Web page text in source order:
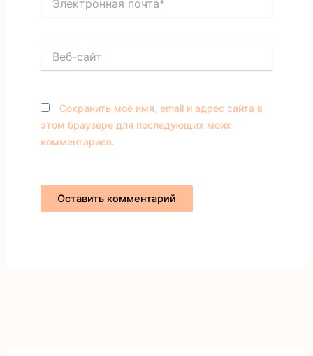
почта*
сайт
Сохранить моё имя, email и адрес сайта в
этом браузере для последующих моих
комментариев.